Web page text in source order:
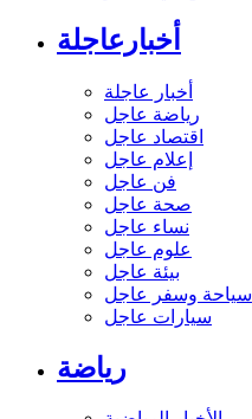
أخبارعاجلة
أخبار عاجلة
رياضة عاجل
اقتصاد عاجل
إعلام عاجل
فن عاجل
صحة عاجل
نساء عاجل
علوم عاجل
بيئة عاجل
سياحة وسفر عاجل
سيارات عاجل
رياضة